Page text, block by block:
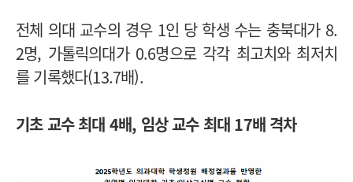
전체 의대 교수의 경우 1인 당 학생 수는 충북대가 8.
2명, 가톨릭의대가 0.6명으로 각각 최고치와 최저치
를 기록했다(13.7배).
기초 교수 최대 4배, 임상 교수 최대 17배 격차